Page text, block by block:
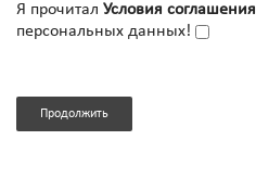
Я прочитал Условия соглашения
персональных данных!
Продолжить